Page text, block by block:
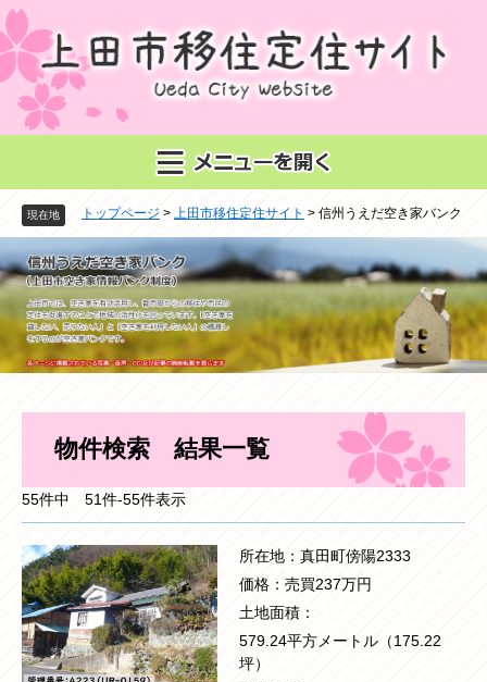
ペ
ー
ジ
の
。
メ
ニ
ュ
ー
て
文
へ
現在地 トップページ > 上田市移住定住サイト > 信州うえだ空き家バンク
物件検索 結果一覧
55件中 51件-55件表示
所在地
真田町傍陽2333
価格
売買237万円
土地面積
579.24平方メートル（175.22
坪）